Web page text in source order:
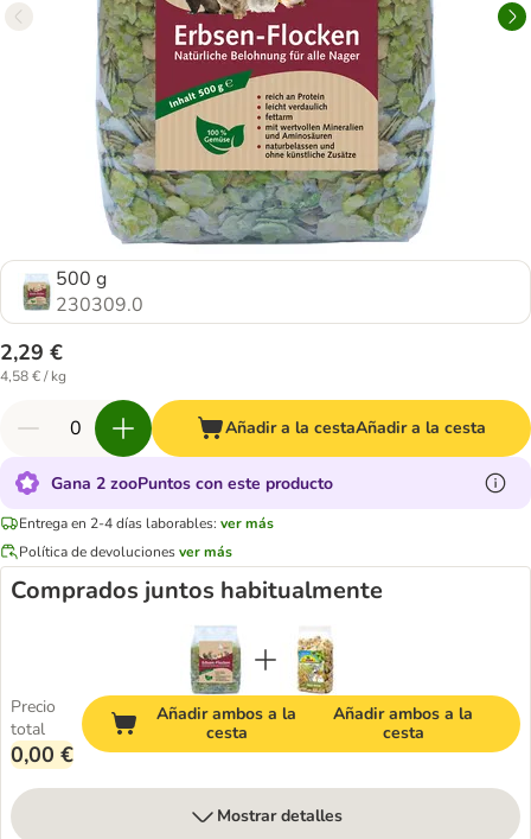
500 g
230309.0
2,29 €
4,58 € / kg
Añadir a la cestaAñadir a la cesta
Gana 2 zooPuntos con este producto
Entrega en 2-4 días laborables: ver más
Política de devolucionesver más
Comprados juntos habitualmente
Precio
total
0,00 €
Añadir ambos a la
cesta
Añadir ambos a la
cesta
Mostrar detalles